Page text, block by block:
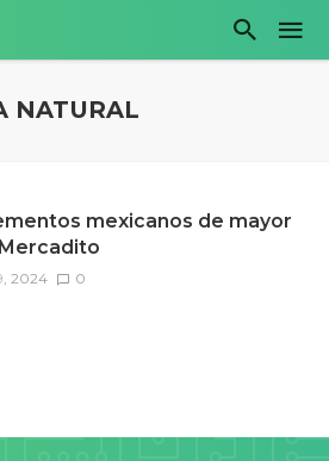
NATURAL
mexicanos de mayor
2024 0